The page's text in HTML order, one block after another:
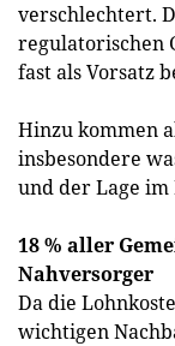
verschlechtert.
regulatorischen
fast als Vorsatz
Hinzu kommen
insbesondere
und der Lage
18 % aller
Nahversorger
Da die
wichtigen